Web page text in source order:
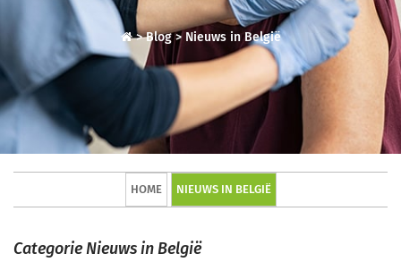
>Blog> Nieuws in België
HOME NIEUWS IN BELGIË
Categorie Nieuws in België